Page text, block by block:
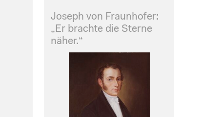
Joseph von Fraunhofer:
„Er brachte die Sterne
näher.“